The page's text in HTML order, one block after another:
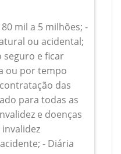
mil a 5 milhões; -
ou acidental;
seguro e ficar
ou por tempo
das
para todas as
e doenças
- Diária